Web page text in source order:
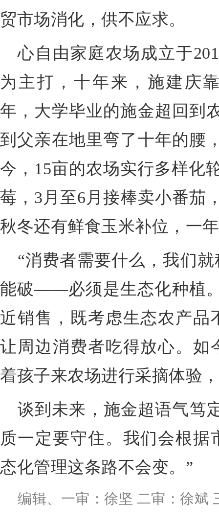
贸市场消化，供不应求。
心自由家庭农场成立于
为主打，十年来，施建庆
年，大学毕业的施金超回到
到父亲在地里弯了十年的腰
今，15亩的农场实行多样化
莓，3月至6月接棒卖小番茄
秋冬还有鲜食玉米补位，一
“消费者需要什么，我们
能破——必须是生态化种植
近销售，既考虑生态农产品
让周边消费者吃得放心。如
着孩子来农场进行采摘体验
谈到未来，施金超语气笃
质一定要守住。我们会根
态化管理这条路不会变。”
编辑、一审：徐坚 二审：徐斌